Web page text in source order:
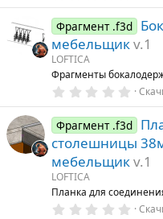
0
з
в
з
д
Фрагмент .f3d
мебельщикv.1
LOFTICA
Фрагменты
0
0
з
в
ё
з
Фрагмент .f3d
столешницы
мебельщикv.1
LOFTICA
Планка для
0